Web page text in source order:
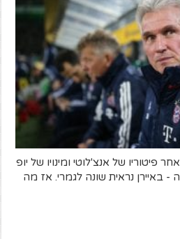
פיטוריו של אנצ'לוטי ומינויו של יופ
- באיירן נראית שונה לגמרי. אז מה